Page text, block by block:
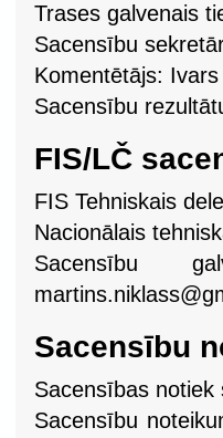
Trases galvenais
Sacensību
Komentētājs:
Sacensību
FIS/LČ
FIS Tehniskais
Nacionālais
Sacensību
Sacensību
Sacensības
Sacensību